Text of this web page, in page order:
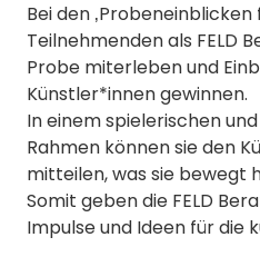
Bei den ‚Probeneinblicken
Teilnehmenden als FELD
Probe miterleben und
Künstler*innen gewinnen.
In einem spielerischen
Rahmen können sie den
mitteilen, was sie bewegt
Somit geben die FELD
Impulse und Ideen für die